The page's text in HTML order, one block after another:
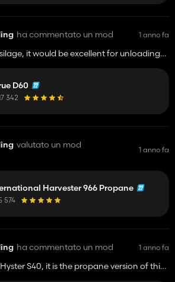
ha commentato un mod 1 anno fa
it would be excellent for unloading
D60
342
valutato un mod 1 anno fa
Harvester 966 Propane
574
ha commentato un mod 1 anno fa
S40, it is the propane version of this.